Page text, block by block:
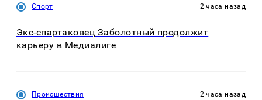
Спорт 2 часа назад
Экс-спартаковец Заболотный продолжит
карьеру в Медиалиге
Происшествия 2 часа назад